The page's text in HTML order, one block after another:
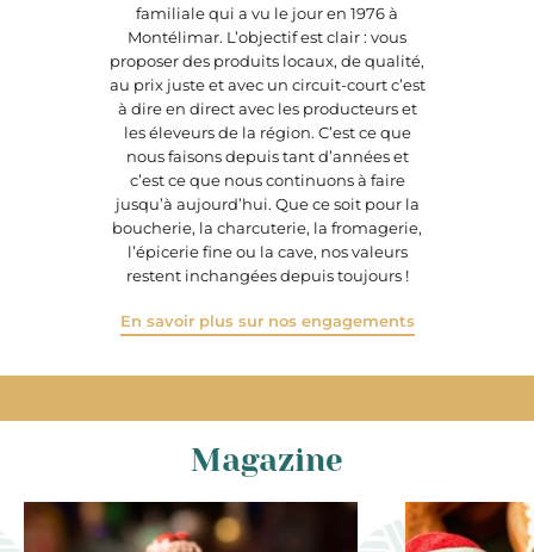
familiale qui a vu le jour en 1976 à
Montélimar. L’objectif est clair : vous
proposer des produits locaux, de qualité,
au prix juste et avec un circuit-court c’est
à dire en direct avec les producteurs et
les éleveurs de la région. C’est ce que
nous faisons depuis tant d’années et
c’est ce que nous continuons à faire
jusqu’à aujourd’hui. Que ce soit pour la
boucherie, la charcuterie, la fromagerie,
l’épicerie fine ou la cave, nos valeurs
restent inchangées depuis toujours !
En savoir plus sur nos engagements
Magazine